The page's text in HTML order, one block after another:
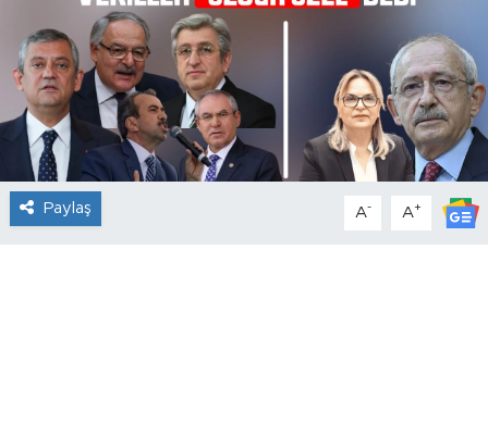
Paylaş A- A+